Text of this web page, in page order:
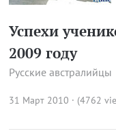
Успехи
2009 году
Русские австралийцы
31 Март 2010 · (4762